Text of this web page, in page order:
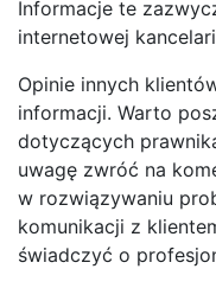
Informacje te
internetowej
Opinie innych
informacji. Warto
dotyczących
uwagę zwróć na
w rozwiązywaniu
komunikacji z
świadczyć o